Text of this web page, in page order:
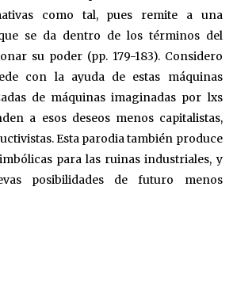
como tal, pues remite a una
se da dentro de los términos del
su poder (pp. 179-183). Considero
con la ayuda de estas máquinas
de máquinas imaginadas por lxs
a esos deseos menos capitalistas,
Esta parodia también produce
para las ruinas industriales, y
posibilidades de futuro menos